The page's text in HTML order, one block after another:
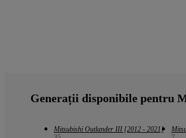
Generații disponibile pentru
Mitsubishi Outlander III [2012 - 2021]